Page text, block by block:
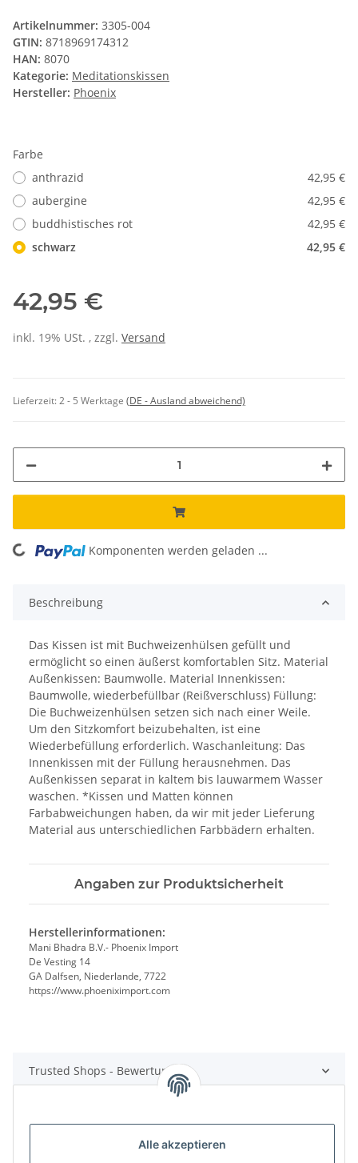
Alle akzeptieren
Artikelnummer: 3305-004
GTIN: 8718969174312
HAN: 8070
Kategorie: Meditationskissen
Hersteller: Phoenix
Farbe
anthrazid
42,95 €
aubergine
42,95 €
buddhistisches rot
42,95 €
schwarz
42,95 €
42,95 €
inkl. 19% USt. , zzgl. Versand
Lieferzeit:2 - 5 Werktage (DE - Ausland abweichend)
Loading... Komponenten werden geladen ...
Beschreibung
Das Kissen ist mit Buchweizenhülsen gefüllt und
ermöglicht so einen äußerst komfortablen Sitz. Material
Außenkissen: Baumwolle. Material Innenkissen:
Baumwolle, wiederbefüllbar (Reißverschluss) Füllung:
Die Buchweizenhülsen setzen sich nach einer Weile.
Um den Sitzkomfort beizubehalten, ist eine
Wiederbefüllung erforderlich. Waschanleitung: Das
Innenkissen mit der Füllung herausnehmen. Das
Außenkissen separat in kaltem bis lauwarmem Wasser
waschen. *Kissen und Matten können
Farbabweichungen haben, da wir mit jeder Lieferung
Material aus unterschiedlichen Farbbädern erhalten.
Angaben zur Produktsicherheit
Herstellerinformationen:
Mani Bhadra B.V.- Phoenix Import
De Vesting 14
GA Dalfsen, Niederlande, 7722
https://www.phoeniximport.com
Trusted Shops - Bewertungen